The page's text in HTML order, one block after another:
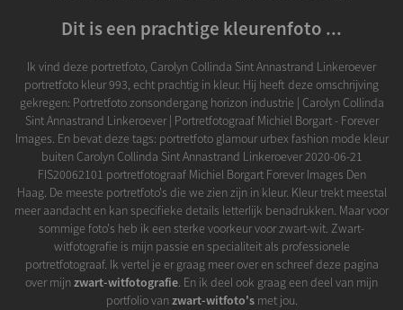
Dit is een prachtige kleurenfoto ...
Ik vind deze portretfoto, Carolyn Collinda Sint Annastrand Linkeroever
portretfoto kleur 993, echt prachtig in kleur. Hij heeft deze omschrijving
gekregen: Portretfoto zonsondergang horizon industrie | Carolyn Collinda
Sint Annastrand Linkeroever | Portretfotograaf Michiel Borgart - Forever
Images. En bevat deze tags: portretfoto glamour urbex fashion mode kleur
buiten Carolyn Collinda Sint Annastrand Linkeroever 2020-06-21
FIS20062101 portretfotograaf Michiel Borgart Forever Images Den
Haag. De meeste portretfoto's die we zien zijn in kleur. Kleur trekt meestal
meer aandacht en kan specifieke details letterlijk benadrukken. Maar voor
sommige foto's heb ik een sterke voorkeur voor zwart-wit. Zwart-
witfotografie is mijn passie en specialiteit als professionele
portretfotograaf. Ik vertel je er graag meer over en schreef deze pagina
over mijnzwart-witfotografie. En ik deel ook graag een deel van mijn
portfolio vanzwart-witfoto'smet jou.